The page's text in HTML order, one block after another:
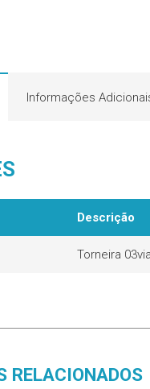
Informações
Descrição
Torneira
RELACIONADOS